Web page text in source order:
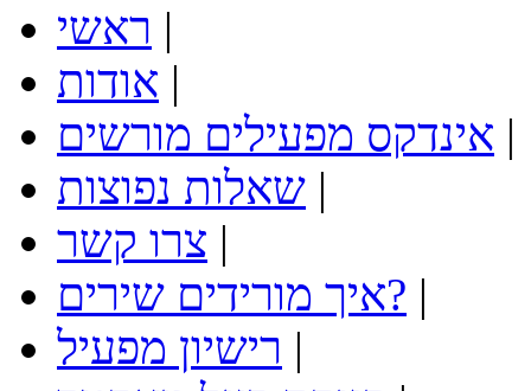
ראשי |
אודות |
אינדקס מפעילים מורשים |
שאלות נפוצות |
צרו קשר |
איך מורידים שירים? |
רישיון מפעיל |